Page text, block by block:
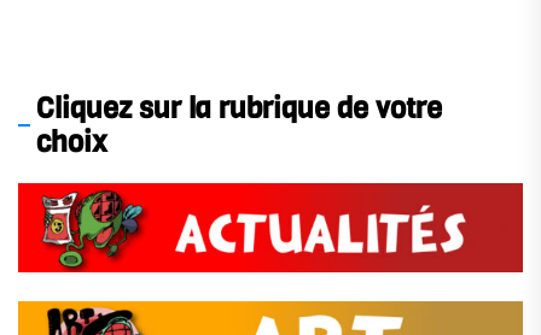
Cliquez sur la rubrique de votre
choix